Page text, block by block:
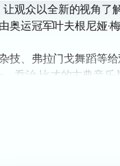
观众以全新的视角
运冠军叶夫根尼娅·
、弗拉门戈舞蹈等
乔治·比才的古典音